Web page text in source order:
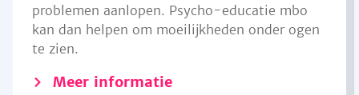
problemen aanlopen. Psycho-educatie mbo
kan dan helpen om moeilijkheden onder ogen
te zien.
Meer informatie